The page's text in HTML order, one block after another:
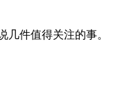
件值得关注的事。